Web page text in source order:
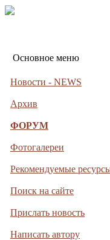
Основное меню
Новости - NEWS
Архив
ФОРУМ
Фотогалереи
Рекомендуемые
Поиск на сайте
Прислать новость
Написать автору